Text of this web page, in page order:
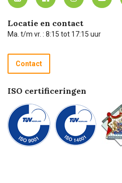
Carel Lurvink App
Hulp op afstand
Technische dienst
Recycle programma
Betalen
Carel Lurvink Blog
Carel de podcast
Locatie en contact
Ma. t/m vr. : 8:15 tot 17:15 uur
Contact
ISO certificeringen